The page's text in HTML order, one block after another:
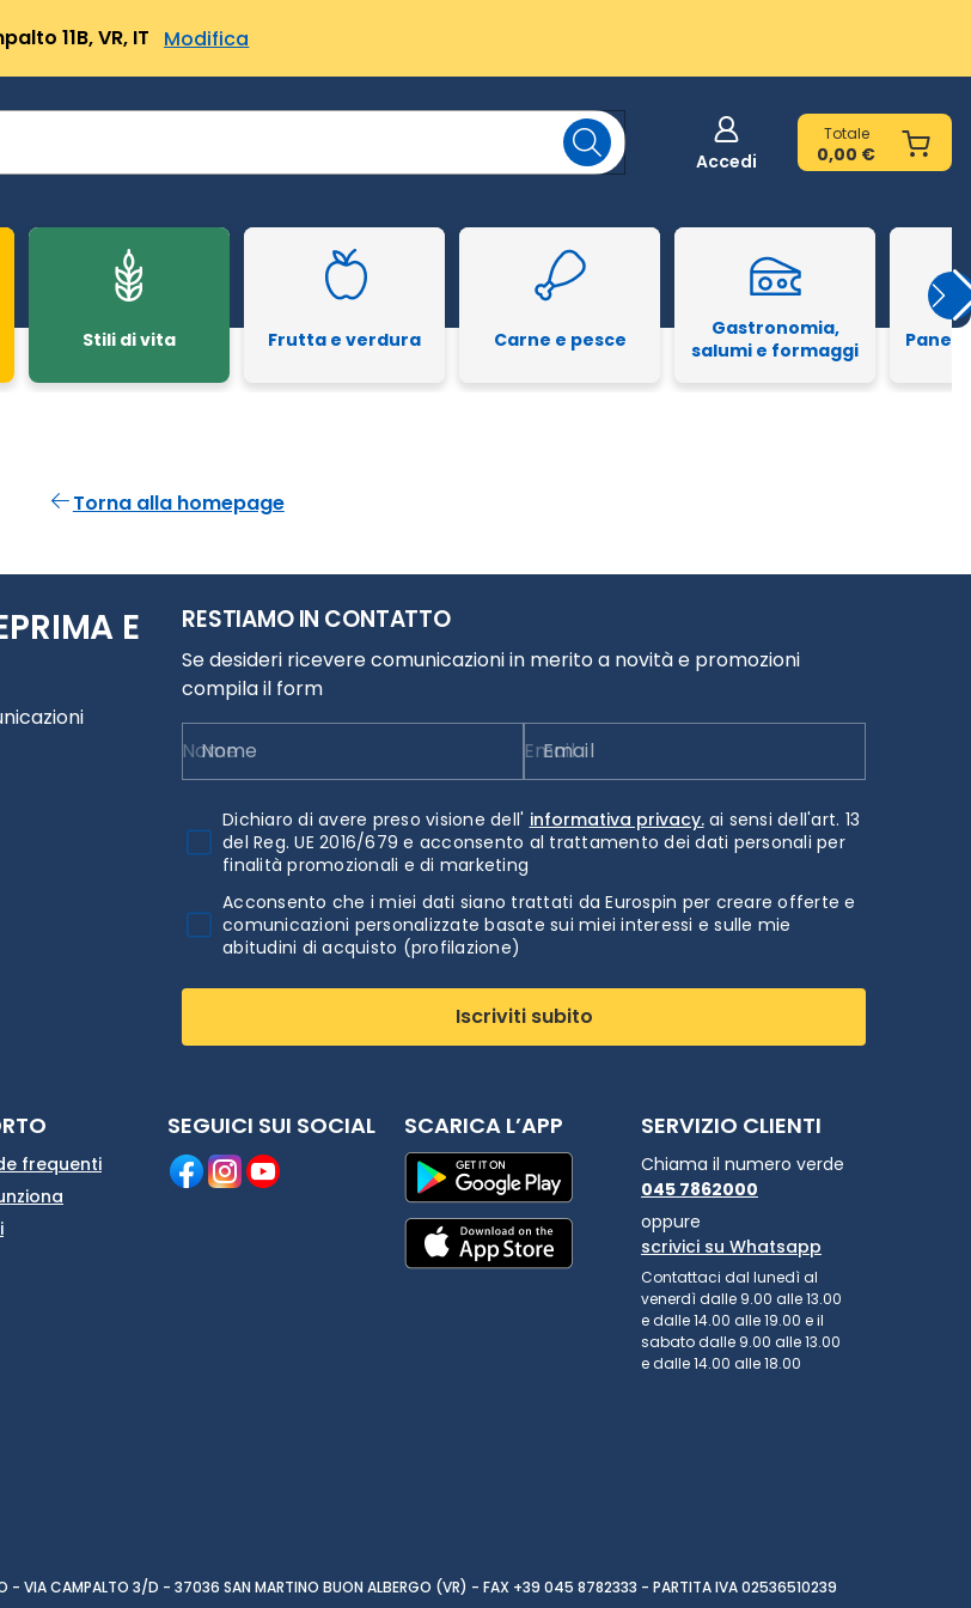
11B, VR, IT Modifica
Accedi
Totale
0,00 €
Stili di vita Frutta e verdura Carne e pesce
Gastronomia,
salumi e formaggi
Pane
Torna alla homepage
E
RESTIAMO IN CONTATTO
Se desideri ricevere comunicazioni in merito a novità e promozioni
compila il form
Nome Email
Dichiaro di avere preso visione dell' informativa privacy.ai sensi dell'art. 13
del Reg. UE 2016/679 e acconsento al trattamento dei dati personali per
finalità promozionali e di marketing
Acconsento che i miei dati siano trattati da Eurospin per creare offerte e
comunicazioni personalizzate basate sui miei interessi e sulle mie
abitudini di acquisto (profilazione)
Iscriviti subito
frequenti
SEGUICI SUI SOCIAL SCARICA L’APP SERVIZIO CLIENTI
Chiama il numero verde
045 7862000
oppure
scrivici su Whatsapp
Contattaci dal lunedì al
venerdì dalle 9.00 alle 13.00
e dalle 14.00 alle 19.00 e il
sabato dalle 9.00 alle 13.00
e dalle 14.00 alle 18.00
- VIA CAMPALTO 3/D - 37036 SAN MARTINO BUON ALBERGO (VR) - FAX +39 045 8782333 - PARTITA IVA 02536510239